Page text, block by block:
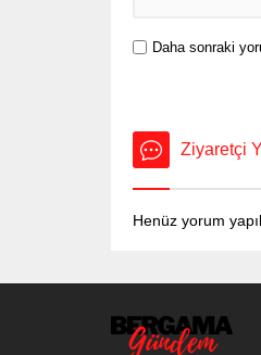
Daha sonraki
Ziyaretçi
Henüz yorum